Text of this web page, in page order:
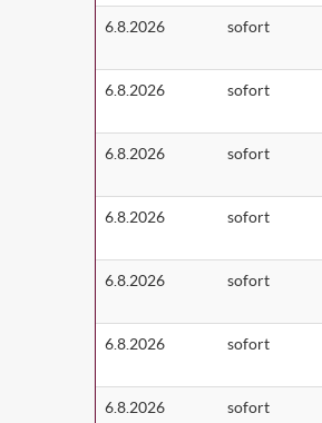
6.8.2026 sofort
6.8.2026 sofort
6.8.2026 sofort
6.8.2026 sofort
6.8.2026 sofort
6.8.2026 sofort
6.8.2026 sofort